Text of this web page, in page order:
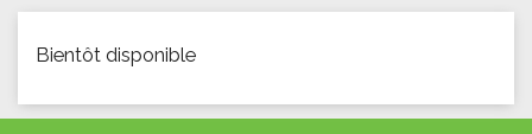
Vous êtes ici
Bientôt disponible